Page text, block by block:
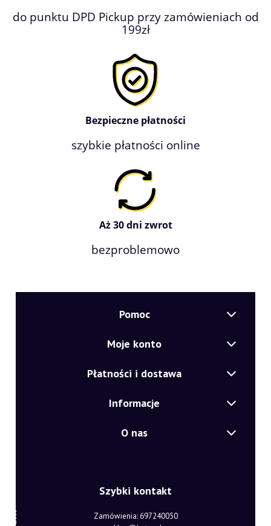
do punktu DPD Pickup przy zamówieniach od
199zł
Bezpieczne płatności
szybkie płatności online
Aż 30 dni zwrot
bezproblemowo
Pomoc
Moje konto
Płatności i dostawa
Informacje
O nas
Szybki kontakt
Zamówienia: 697240050